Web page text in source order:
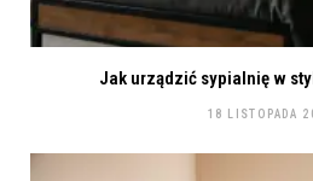
Jak urządzić sypialnię w
18 LISTOPADA